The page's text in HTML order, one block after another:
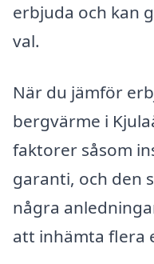
erbjuda och kan
val.
När du jämför
bergvärme i
faktorer såsom
garanti, och den
några
att inhämta flera